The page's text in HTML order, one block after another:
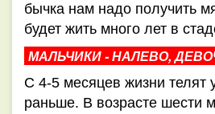
бычка нам надо получить
будет жить много лет в
МАЛЬЧИКИ - НАЛЕВО,
С 4-5 месяцев жизни телят
раньше. В возрасте шести